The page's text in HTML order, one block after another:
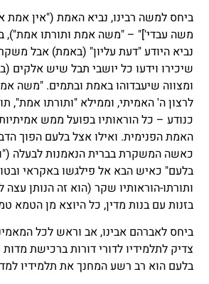
ביחס למשה רבינו, נביא האמת ("אין אמת
משה עבדי']" – "משה אמת ותורתו אמת"),
נביא היודע "דעת עליון" (באמת) אבל
שיכירו וידעו כל יושבי תבל שיש אלקים
ומצווה שיעבדוהו באמת ובתמים. "משה
לרצון ה' האמיתי, וממילא "ותורתו אמת",
כנודע – כל הוראותיו בפועל ממש
האמת הפנימית. ואילו אצל בלעם הפוך
כאשה המשקרת בברית הנאמנות לבעלה
בלעם" כאיש הבא אל פילגשו באקראי
ותורתו-הוראותיו שקר (הוא זה הנותן
בזנות עם בנות מדין, כל היוצא מן הטמא
ביחס לאברהם אבינו, אב וראש לכל
צדיק לתלמידיו לדורי דורות ברכישת
בלעם הוא רב רשע המחנך את תלמידיו